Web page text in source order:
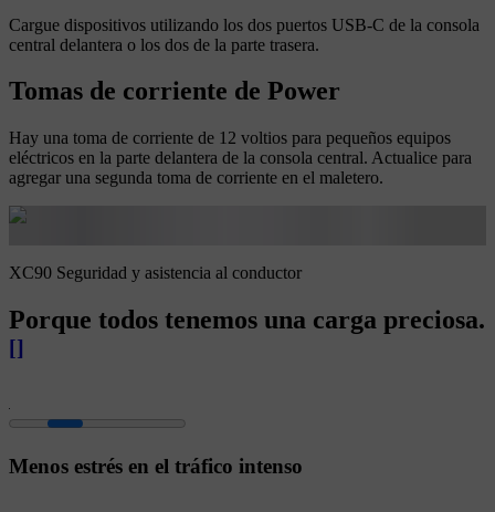
Cargue dispositivos utilizando los dos puertos USB-C de la consola
central delantera o los dos de la parte trasera.
Tomas de corriente de Power
Hay una toma de corriente de 12 voltios para pequeños equipos
eléctricos en la parte delantera de la consola central. Actualice para
agregar una segunda toma de corriente en el maletero.
XC90 Seguridad y asistencia al conductor
Porque todos tenemos una carga preciosa.
[]
Menos estrés en el tráfico intenso